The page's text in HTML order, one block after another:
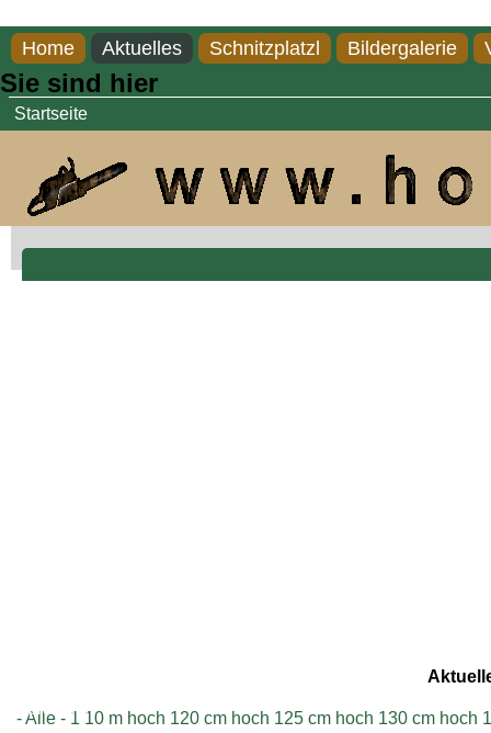
Home Aktuelles Schnitzplatzl Bildergalerie
Sie sind hier
Startseite
- Alle - 1 10 m hoch 120 cm hoch 125 cm hoch 130 cm hoch
Impressum